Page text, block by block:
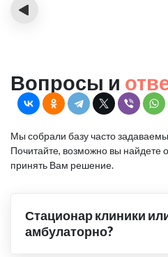
‹
Вопросы и
Мы собрали базу часто
Почитайте, возможно вы найдете
принять Вам решение.
Стационар клиники
амбулаторно?